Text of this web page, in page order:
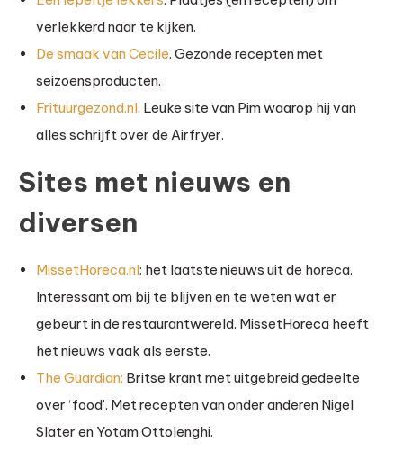
verlekkerd naar te kijken.
De smaak van Cecile. Gezonde recepten met
seizoensproducten.
Frituurgezond.nl. Leuke site van Pim waarop hij van
alles schrijft over de Airfryer.
Sites met nieuws en
diversen
MissetHoreca.nl: het laatste nieuws uit de horeca.
Interessant om bij te blijven en te weten wat er
gebeurt in de restaurantwereld. MissetHoreca heeft
het nieuws vaak als eerste.
The Guardian: Britse krant met uitgebreid gedeelte
over ‘food’. Met recepten van onder anderen Nigel
Slater en Yotam Ottolenghi.